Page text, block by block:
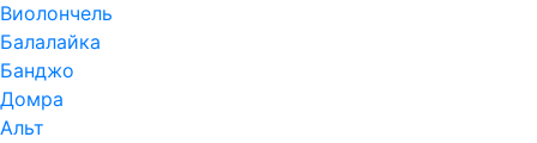
Виолончель
Балалайка
Банджо
Домра
Альт